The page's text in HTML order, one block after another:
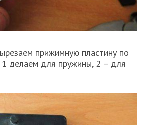
прижимную пластину по
1 делаем для пружины, 2 – для